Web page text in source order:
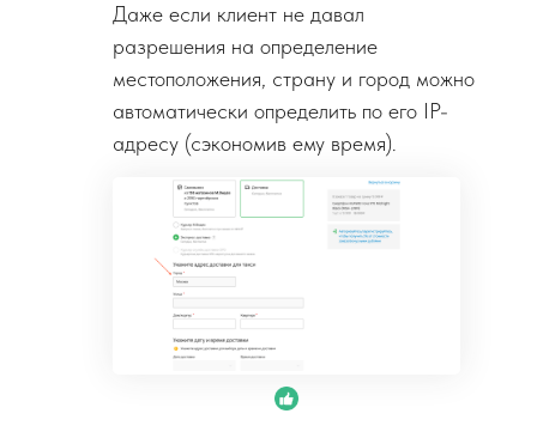
Даже если клиент не давал
разрешения на определение
местоположения, страну и город можно
автоматически определить по его IP-
адресу (сэкономив ему время).